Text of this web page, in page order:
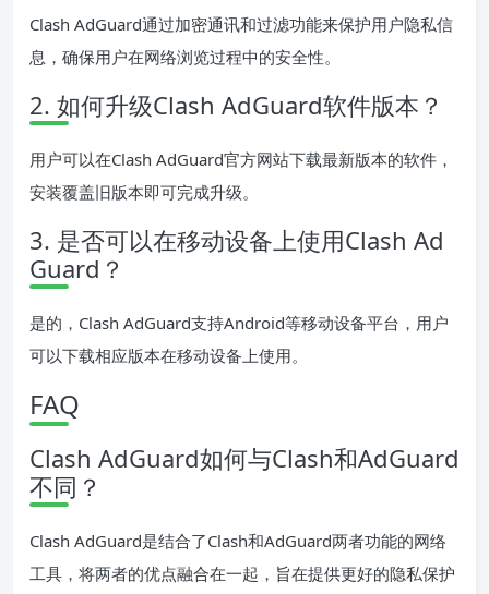
Clash AdGuard通过加密通讯和过滤功能来保护用户隐私信
息，确保用户在网络浏览过程中的安全性。
2. 如何升级Clash AdGuard软件版本？
用户可以在Clash AdGuard官方网站下载最新版本的软件，
安装覆盖旧版本即可完成升级。
3. 是否可以在移动设备上使用Clash Ad
Guard？
是的，Clash AdGuard支持Android等移动设备平台，用户
可以下载相应版本在移动设备上使用。
FAQ
Clash AdGuard如何与Clash和AdGuard
不同？
Clash AdGuard是结合了Clash和AdGuard两者功能的网络
工具，将两者的优点融合在一起，旨在提供更好的隐私保护